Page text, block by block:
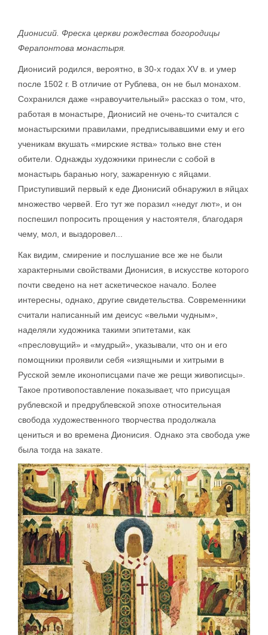
Дионисий. Фреска церкви рождества богородицы
Ферапонтова монастыря.
Дионисий родился, вероятно, в 30-х годах XV в. и умер
после 1502 г. В отличие от Рублева, он не был монахом.
Сохранился даже «нравоучительный» рассказ о том, что,
работая в монастыре, Дионисий не очень-то считался с
монастырскими правилами, предписывавшими ему и его
ученикам вкушать «мирские яства» только вне стен
обители. Однажды художники принесли с собой в
монастырь баранью ногу, зажаренную с яйцами.
Приступивший первый к еде Дионисий обнаружил в яйцах
множество червей. Его тут же поразил «недуг лют», и он
поспешил попросить прощения у настоятеля, благодаря
чему, мол, и выздоровел...
Как видим, смирение и послушание все же не были
характерными свойствами Дионисия, в искусстве которого
почти сведено на нет аскетическое начало. Более
интересны, однако, другие свидетельства. Современники
считали написанный им деисус «вельми чудным»,
наделяли художника такими эпитетами, как
«пресловущий» и «мудрый», указывали, что он и его
помощники проявили себя «изящными и хитрыми в
Русской земле иконописцами паче же рещи живописцы».
Такое противопоставление показывает, что присущая
рублевской и предрублевской эпохе относительная
свобода художественного творчества продолжала
цениться и во времена Дионисия. Однако эта свобода уже
была тогда на закате.